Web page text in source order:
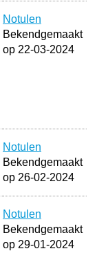
Notulen
Bekendgemaakt
op 22-03-2024
Notulen
Bekendgemaakt
op 26-02-2024
Notulen
Bekendgemaakt
op 29-01-2024